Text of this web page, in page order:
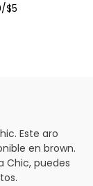
$5
Este aro
en brown.
Chic, puedes